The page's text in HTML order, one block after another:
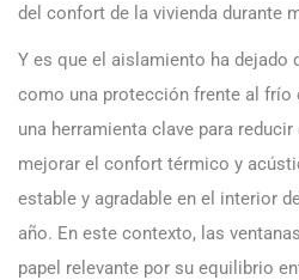
del confort de la vivienda durante
Y es que el aislamiento ha dejado
como una protección frente al frío
una herramienta clave para
mejorar el confort térmico y
estable y agradable en el interior
año. En este contexto, las
papel relevante por su equilibrio